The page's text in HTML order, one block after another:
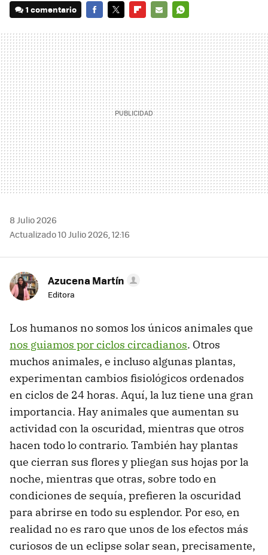
1 comentario
MAIL
8 Julio 2026
Actualizado 10 Julio 2026, 12:16
Azucena Martín
Editora
Los humanos no somos los únicos animales que
nos guiamos por ciclos circadianos. Otros
muchos animales, e incluso algunas plantas,
experimentan cambios fisiológicos ordenados
en ciclos de 24 horas. Aquí, la luz tiene una gran
importancia. Hay animales que aumentan su
actividad con la oscuridad, mientras que otros
hacen todo lo contrario. También hay plantas
que cierran sus flores y pliegan sus hojas por la
noche, mientras que otras, sobre todo en
condiciones de sequía, prefieren la oscuridad
para abrirse en todo su esplendor. Por eso, en
realidad no es raro que unos de los efectos más
curiosos de un eclipse solar sean, precisamente,